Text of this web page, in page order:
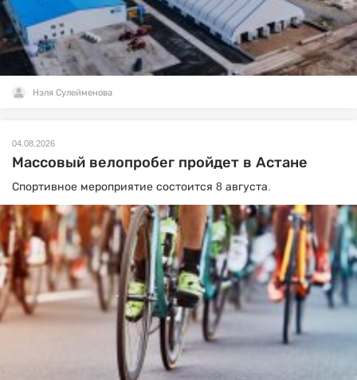
Нэля Сулейменова
04.08.2026
Массовый велопробег пройдет в Астане
Спортивное мероприятие состоится 8 августа.